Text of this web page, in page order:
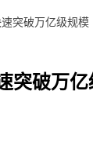
突破万亿级规模
突破万